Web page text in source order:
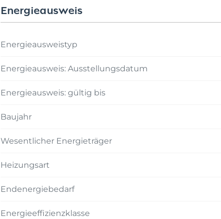
Energieausweis
Energieausweistyp
Energieausweis: Ausstellungsdatum
Energieausweis: gültig bis
Baujahr
Wesentlicher Energieträger
Heizungsart
Endenergiebedarf
Energieeffizienzklasse